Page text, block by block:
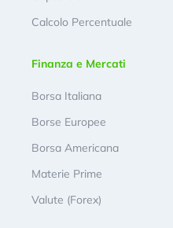
Calcolo Percentuale
Finanza e Mercati
Borsa Italiana
Borse Europee
Borsa Americana
Materie Prime
Valute (Forex)